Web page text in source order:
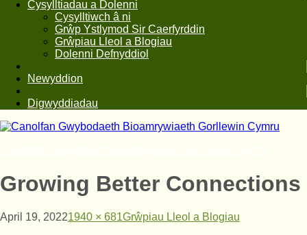
Cysylltiadau a Dolenni
Cysylltiwch â ni
Grŵp Ystlymod Sir Caerfyrddin
Grŵpiau Lleol a Blogiau
Dolenni Defnyddiol
Newyddion
Digwyddiadau
Growing Better Connections
April 19, 20221940 × 681Grŵpiau Lleol a Blogiau